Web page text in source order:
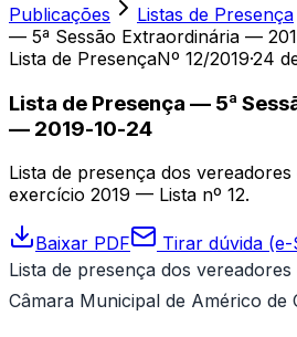
Publicações
Listas de Presença
— 5ª Sessão Extraordinária —
Lista de PresençaNº 12/2019·24
Lista de Presença — 5ª
— 2019-10-24
Lista de presença dos
exercício 2019 — Lista nº 12.
Baixar PDF
Tirar dúvida (e-
Lista de presença dos
Câmara Municipal de Américo de